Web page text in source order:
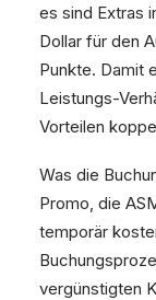
es sind Extras
Dollar für den
Punkte. Damit
Leistungs-
Vorteilen
Was die
Promo, die
temporär
vergünstigten